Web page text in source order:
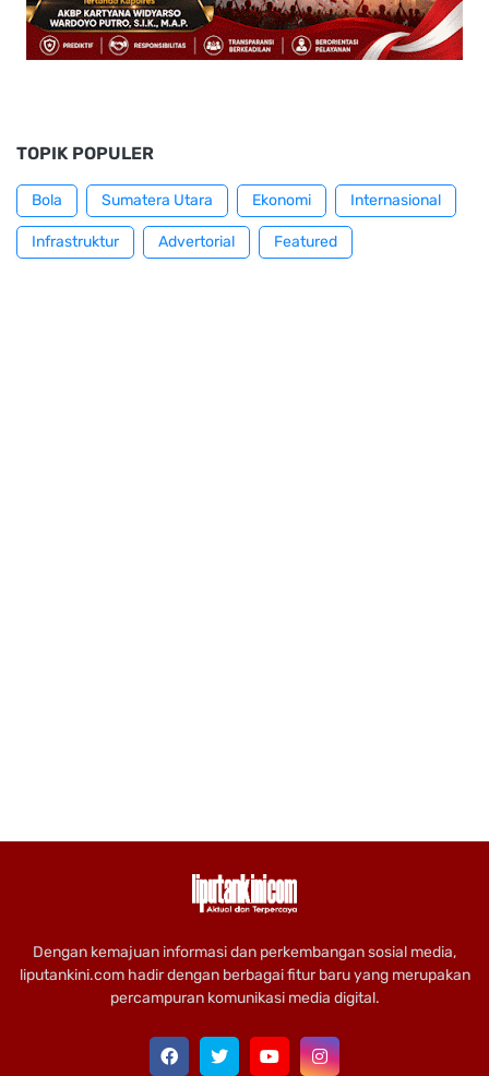
TOPIK POPULER
Bola Sumatera Utara Ekonomi Internasional
Infrastruktur Advertorial Featured
Dengan kemajuan informasi dan perkembangan sosial media,
liputankini.com hadir dengan berbagai fitur baru yang merupakan
percampuran komunikasi media digital.